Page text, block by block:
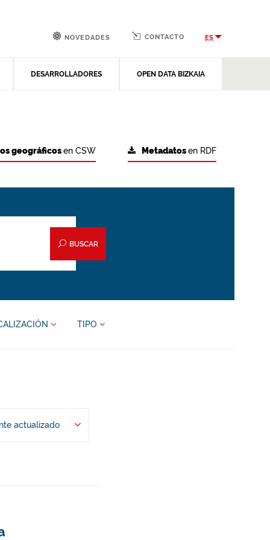
DESARROLLADORES OPEN DATA BIZKAIA
NOVEDADES CONTACTO ES
Metadatosen RDF
geográficosen CSW
BUSCAR
TIPO
actualizado